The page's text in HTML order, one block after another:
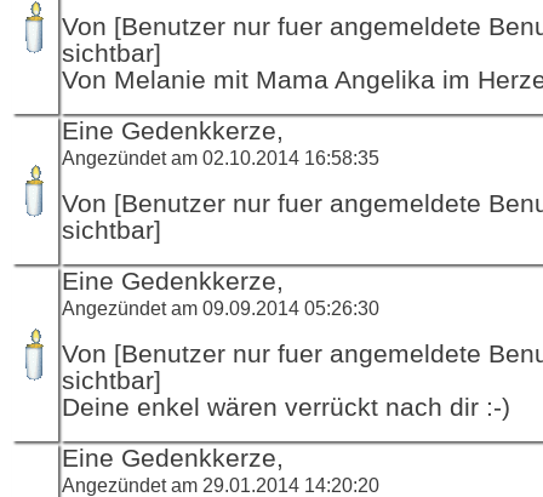
Von [Benutzer nur fuer angemeldete
sichtbar]
Von Melanie mit Mama Angelika im
Eine Gedenkkerze,
Angezündet am 02.10.2014 16:58:35
Von [Benutzer nur fuer angemeldete
sichtbar]
Eine Gedenkkerze,
Angezündet am 09.09.2014 05:26:30
Von [Benutzer nur fuer angemeldete
sichtbar]
Deine enkel wären verrückt nach dir :-)
Eine Gedenkkerze,
Angezündet am 29.01.2014 14:20:20